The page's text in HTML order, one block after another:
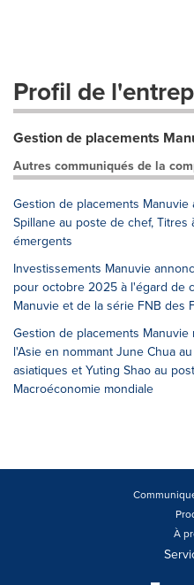
Profil de
Gestion de placements
Autres communiqués de la
Gestion de placements
Spillane au poste de chef,
émergents
Investissements Manuvie
pour octobre 2025 à l'égard de
Manuvie et de la série FNB des
Gestion de placements
l'Asie en nommant June Chua
asiatiques et Yuting Shao au
Macroéconomie mondiale
À